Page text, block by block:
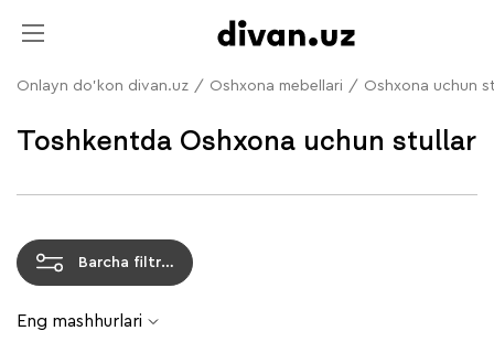
Onlayn do'kon divan.uz / Oshxona mebellari / Oshxona uchun
Toshkentda Oshxona uchun stullar
Barcha filtrlar
Eng mashhurlari